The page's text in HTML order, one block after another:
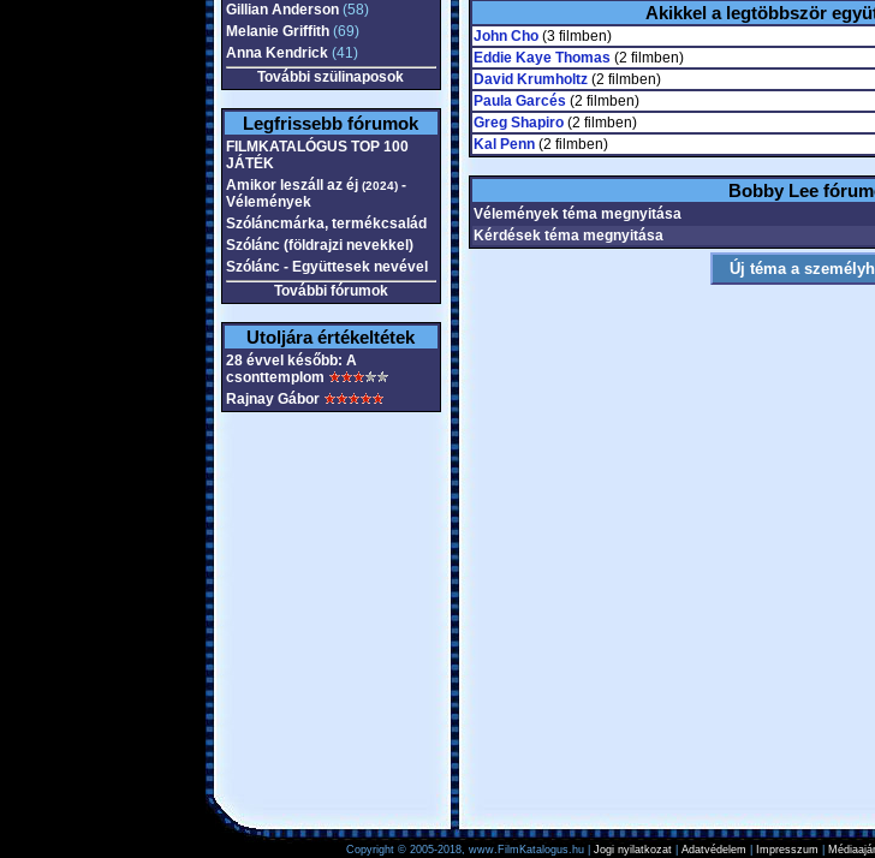
Gillian Anderson(58)
Melanie Griffith(69)
Anna Kendrick(41)
További szülinaposok
Legfrissebb fórumok
FILMKATALÓGUS TOP 100
JÁTÉK
Amikor leszáll az éj (2024)-
Vélemények
Szóláncmárka, termékcsalád
Szólánc (földrajzi nevekkel)
Szólánc - Együttesek nevével
További fórumok
Utoljára értékeltétek
28 évvel később: A
csonttemplom
Rajnay Gábor
Akikkel a legtöbbször
John Cho(3 filmben)
Eddie Kaye Thomas (2 filmben)
David Krumholtz(2 filmben)
Paula Garcés (2 filmben)
Greg Shapiro(2 filmben)
Kal Penn(2 filmben)
Bobby Lee
Vélemények téma megnyitása
Kérdések téma megnyitása
Copyright © 2005-2018, www.FilmKatalogus.hu | Jogi nyilatkozat| Adatvédelem Impresszum